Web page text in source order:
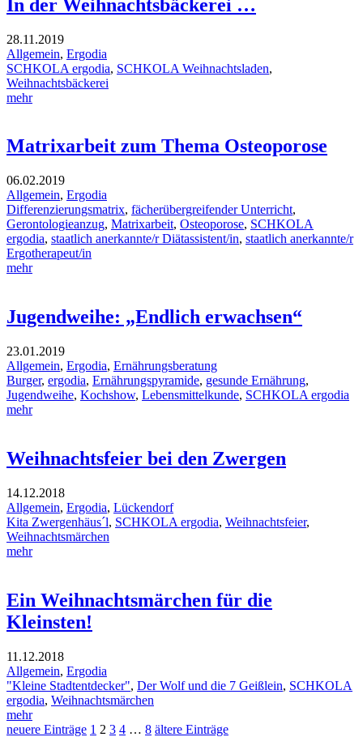
In der Weihnachtsbäckerei …
28.11.2019
Allgemein, Ergodia
SCHKOLA ergodia, SCHKOLA Weihnachtsladen,
Weihnachtsbäckerei
mehr
Matrixarbeit zum Thema Osteoporose
06.02.2019
Allgemein, Ergodia
Differenzierungsmatrix, fächerübergreifender Unterricht,
Gerontologieanzug, Matrixarbeit, Osteoporose, SCHKOLA
ergodia, staatlich anerkannte/r Diätassistent/in, staatlich anerkannte/r
Ergotherapeut/in
mehr
Jugendweihe: „Endlich erwachsen“
23.01.2019
Allgemein, Ergodia, Ernährungsberatung
Burger, ergodia, Ernährungspyramide, gesunde Ernährung,
Jugendweihe, Kochshow, Lebensmittelkunde, SCHKOLA ergodia
mehr
Weihnachtsfeier bei den Zwergen
14.12.2018
Allgemein, Ergodia, Lückendorf
Kita Zwergenhäus´l, SCHKOLA ergodia, Weihnachtsfeier,
Weihnachtsmärchen
mehr
Ein Weihnachtsmärchen für die
Kleinsten!
11.12.2018
Allgemein, Ergodia
"Kleine Stadtentdecker", Der Wolf und die 7 Geißlein, SCHKOLA
ergodia, Weihnachtsmärchen
mehr
neuere Einträge 1 2 3 4 … 8 ältere Einträge